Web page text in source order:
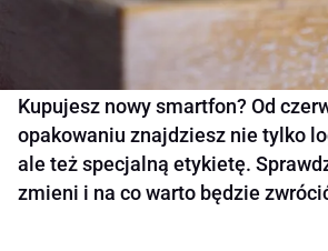
Kupujesz nowy smartfon? Od
opakowaniu znajdziesz nie tylko
ale też specjalną etykietę.
zmieni i na co warto będzie